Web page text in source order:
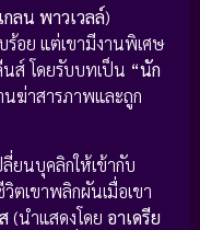
เกลน พาวเวลล์)
ร้อย แต่เขามีงานพิเศษ
นส์ โดยรับบทเป็น “นัก
นฆ่าสารภาพและถูก
ยนบุคลิกให้เข้ากับ
ตเขาพลิกผันเมื่อเขา
(นำแสดงโดย อาเดรีย